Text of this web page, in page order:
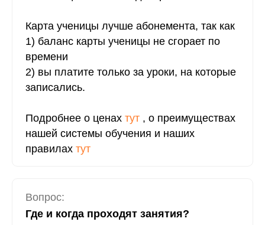
Карта ученицы лучше абонемента, так как
1) баланс карты ученицы не сгорает по
времени
2) вы платите только за уроки, на которые
записались.
Подробнее о ценах тут , о преимуществах
нашей системы обучения и наших
правилах тут
Вопрос:
Где и когда проходят занятия?